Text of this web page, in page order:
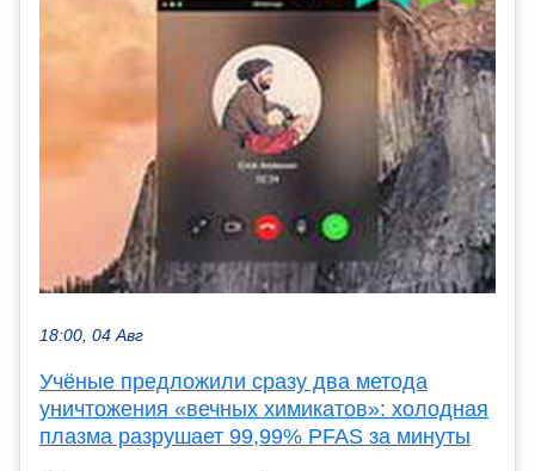
18:00, 04 Авг
Учёные предложили сразу два метода
уничтожения «вечных химикатов»: холодная
плазма разрушает 99,99% PFAS за минуты